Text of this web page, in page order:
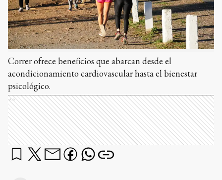
Correr ofrece beneficios que abarcan desde el
acondicionamiento cardiovascular hasta el bienestar
psicológico.
Ads